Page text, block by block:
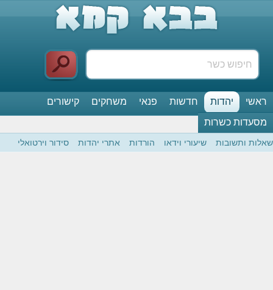
יהדות חדשות פנאי משחקים
קישורים
כשרות
ותשובות שיעורי וידאו הורדות אתרי יהדות סידור וירטואלי